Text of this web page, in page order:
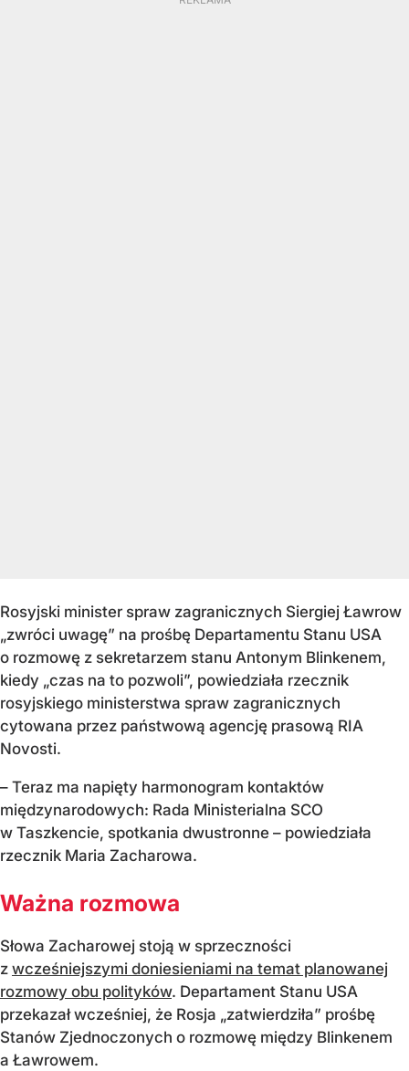
Rosyjski minister spraw zagranicznych Siergiej Ławrow
„zwróci uwagę” na prośbę Departamentu Stanu USA
o rozmowę z sekretarzem stanu Antonym Blinkenem,
kiedy „czas na to pozwoli”, powiedziała rzecznik
rosyjskiego ministerstwa spraw zagranicznych
cytowana przez państwową agencję prasową RIA
Novosti.
– Teraz ma napięty harmonogram kontaktów
międzynarodowych: Rada Ministerialna SCO
w Taszkencie, spotkania dwustronne – powiedziała
rzecznik Maria Zacharowa.
Ważna rozmowa
Słowa Zacharowej stoją w sprzeczności
z wcześniejszymi doniesieniami na temat planowanej
rozmowy obu polityków. Departament Stanu USA
przekazał wcześniej, że Rosja „zatwierdziła” prośbę
Stanów Zjednoczonych o rozmowę między Blinkenem
a Ławrowem.